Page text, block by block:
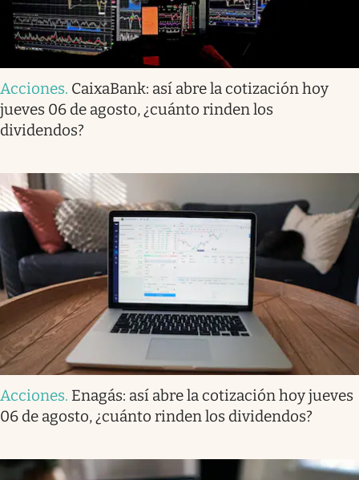
Acciones. CaixaBank: así abre la cotización hoy
jueves 06 de agosto, ¿cuánto rinden los
dividendos?
Acciones. Enagás: así abre la cotización hoy jueves
06 de agosto, ¿cuánto rinden los dividendos?